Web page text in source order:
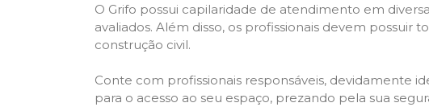
O Grifo possui capilaridade de atendimento em
avaliados. Além disso, os profissionais devem
construção civil.
Conte com profissionais responsáveis, devidamente
para o acesso ao seu espaço, prezando pela sua